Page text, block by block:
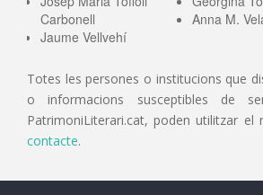
Carbonell
Anna M.
Jaume Vellvehí
Totes les persones o institucions que
o informacions susceptibles de
PatrimoniLiterari.cat, poden utilitzar el
contacte.